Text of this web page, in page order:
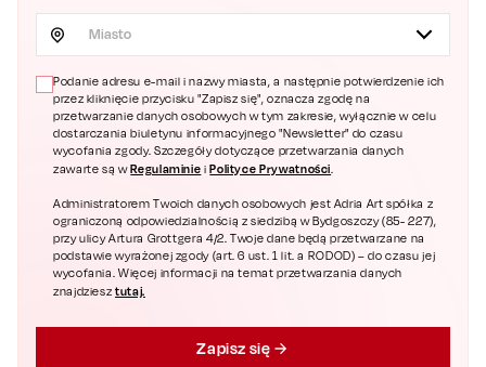
Miasto
Podanie adresu e-mail i nazwy miasta, a następnie potwierdzenie ich
przez kliknięcie przycisku "Zapisz się", oznacza zgodę na
przetwarzanie danych osobowych w tym zakresie, wyłącznie w celu
dostarczania biuletynu informacyjnego "Newsletter" do czasu
wycofania zgody. Szczegóły dotyczące przetwarzania danych
zawarte są wRegulaminie iPolityce Prywatności.
Administratorem Twoich danych osobowych jest Adria Art spółka z
ograniczoną odpowiedzialnością z siedzibą w Bydgoszczy (85- 227),
przy ulicy Artura Grottgera 4/2. Twoje dane będą przetwarzane na
podstawie wyrażonej zgody (art. 6 ust. 1 lit. a RODOD) – do czasu jej
wycofania. Więcej informacji na temat przetwarzania danych
znajdziesztutaj.
Zapisz się